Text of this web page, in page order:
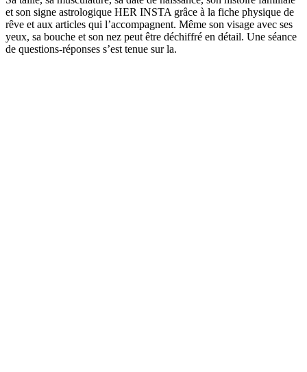
et son signe astrologique HER INSTA grâce à la fiche physique de
rêve et aux articles qui l’accompagnent. Même son visage avec ses
yeux, sa bouche et son nez peut être déchiffré en détail. Une séance
de questions-réponses s’est tenue sur la.